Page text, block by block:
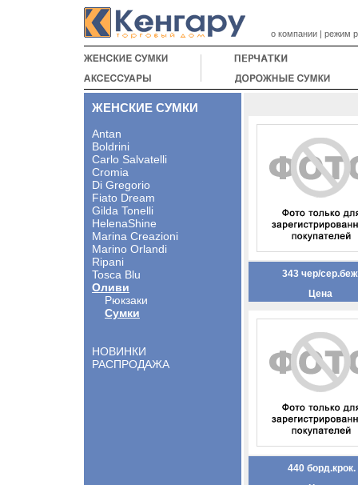
о компании | режим
ЖЕНСКИЕ СУМКИ
Antan
Boldrini
Carlo Salvatelli
Cromia
Di Gregorio
Fiato Dream
Gilda Tonelli
HelenaShine
Marina Creazioni
Marino Orlandi
Ripani
Tosca Blu
Оливи
Рюкзаки
Сумки
НОВИНКИ
РАСПРОДАЖА
343 чер/
Цена
440 борд.крок.